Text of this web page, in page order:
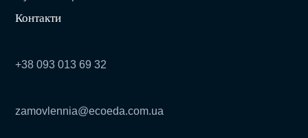
Контакти
+38 093 013 69 32
zamovlennia@ecoeda.com.ua